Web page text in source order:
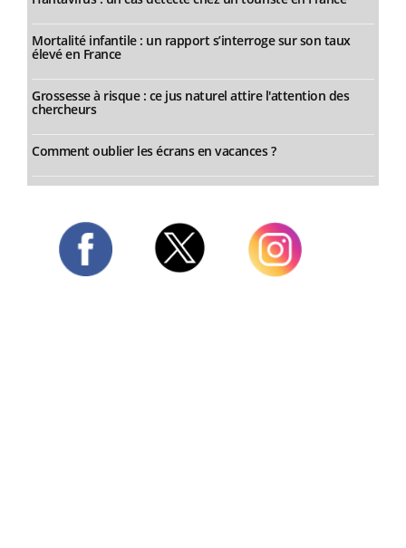
Mortalité infantile : un rapport s’interroge sur son taux
élevé en France
Grossesse à risque : ce jus naturel attire l'attention des
chercheurs
Comment oublier les écrans en vacances ?